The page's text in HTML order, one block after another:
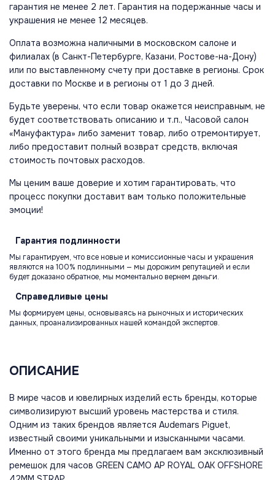
гарантия не менее 2 лет. Гарантия на подержанные часы и
украшения не менее 12 месяцев.
Оплата возможна наличными в московском салоне и
филиалах (в Санкт-Петербурге, Казани, Ростове-на-Дону)
или по выставленному счету при доставке в регионы. Срок
доставки по Москве и в регионы от 1 до 3 дней.
Будьте уверены, что если товар окажется неисправным, не
будет соответствовать описанию и т.п., Часовой салон
«Мануфактура» либо заменит товар, либо отремонтирует,
либо предоставит полный возврат средств, включая
стоимость почтовых расходов.
Мы ценим ваше доверие и хотим гарантировать, что
процесс покупки доставит вам только положительные
эмоции!
Гарантия подлинности
Мы гарантируем, что все новые и комиссионные часы и украшения
являются на 100% подлинными — мы дорожим репутацией и если
будет доказано обратное, мы моментально вернем деньги.
Справедливые цены
Мы формируем цены, основываясь на рыночных и исторических
данных, проанализированных нашей командой экспертов.
ОПИСАНИЕ
В мире часов и ювелирных изделий есть бренды, которые
символизируют высший уровень мастерства и стиля.
Одним из таких брендов является Audemars Piguet,
известный своими уникальными и изысканными часами.
Именно от этого бренда мы предлагаем вам эксклюзивный
ремешок для часов GREEN CAMO AP ROYAL OAK OFFSHORE